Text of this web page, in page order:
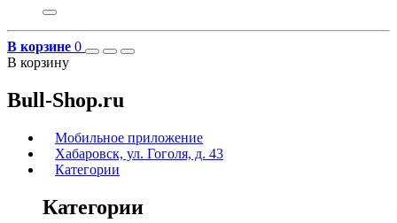
В корзине 0
В корзину
Bull-Shop.ru
Мобильное приложение
Хабаровск, ул. Гоголя, д. 43
Категории
Категории